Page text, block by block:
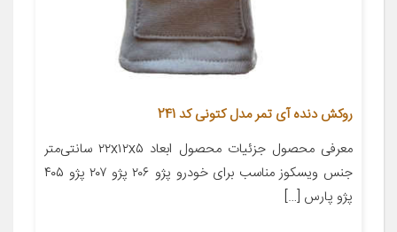
روکش دنده آی تمر مدل کتونی کد 241
معرفی محصول جزئیات محصول ابعاد ۲۲x۱۲x۵ سانتی‌متر
جنس ویسکوز مناسب برای خودرو پژو ۲۰۶ پژو ۲۰۷ پژو ۴۰۵
پژو پارس […]